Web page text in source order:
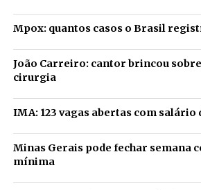
Mpox: quantos casos o Brasil
João Carreiro: cantor brincou
cirurgia
IMA: 123 vagas abertas com salário
Minas Gerais pode fechar semana
mínima